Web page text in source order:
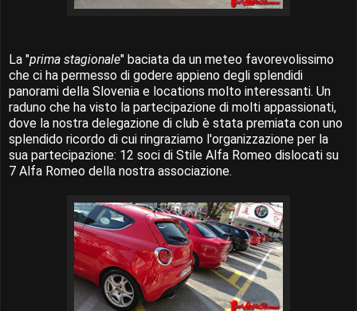
La "prima stagionale" baciata da un meteo favorevolissimo
che ci ha permesso di godere appieno degli splendidi
panorami della Slovenia e locations molto interessanti. Un
raduno che ha visto la partecipazione di molti appassionati,
dove la nostra delegazione di club è stata premiata con uno
splendido ricordo di cui ringraziamo l'organizzazione per la
sua partecipazione: 12 soci di Stile Alfa Romeo dislocati su
7 Alfa Romeo della nostra associazione.